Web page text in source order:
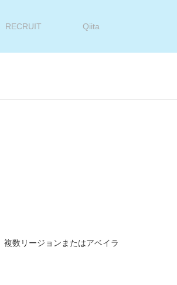
RECRUIT Qiita
数リージョンまたはアベイラ